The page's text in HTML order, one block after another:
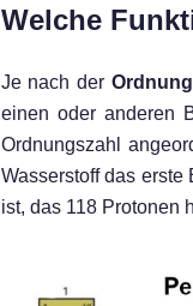
Welche
Je nach der
einen oder anderen
Ordnungszahl
Wasserstoff das
ist, das 118 Protonen